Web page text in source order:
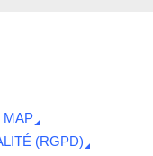
MAP
(RGPD)